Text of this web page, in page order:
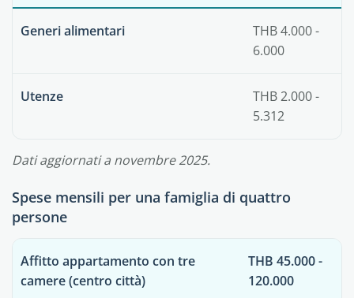
Generi alimentari
THB 4.000 -
6.000
Utenze
THB 2.000 -
5.312
Dati aggiornati a novembre 2025.
Spese mensili per una famiglia di quattro
persone
Affitto appartamento con tre
camere (centro città)
THB 45.000 -
120.000